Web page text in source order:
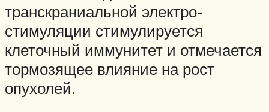
транскраниальной электро-
стимуляции стимулируется
клеточный иммунитет и отмечается
тормозящее влияние на рост
опухолей.